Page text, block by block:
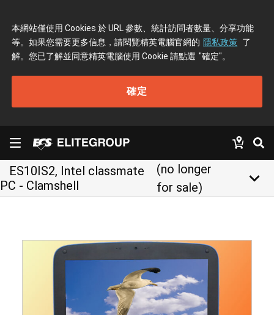
本網站僅使用 Cookies 於 URL 參數、統計訪問者數量、分享功能
等。如果您需要更多信息，請閱覽精英電腦官網的 隱私政策 了
解。您已了解並同意精英電腦使用 Cookie 請點選 "確定"。
確定
ES10IS2, Intel classmate
PC - Clamshell
(no longer
for sale)
keyboard_arrow_down